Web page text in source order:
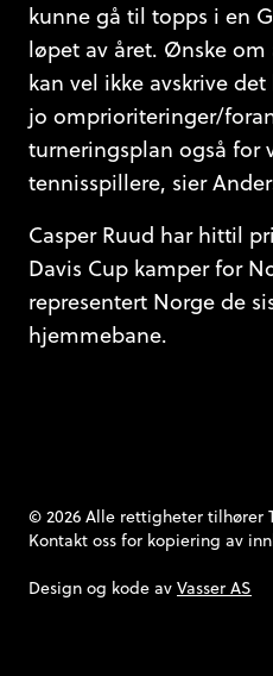
kunne gå til topps i en
løpet av året. Ønske om
kan vel ikke avskrive
jo omprioriteringer/
turneringsplan også for
tennisspillere, sier
Casper Ruud har hittil
Davis Cup kamper for
representert Norge de
hjemmebane.
© 2026 Alle rettigheter tilhører
Kontakt oss for kopiering av
Design og kode av Vasser AS